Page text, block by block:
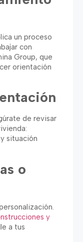
un proceso
con
Group, que
orientación
de revisar
situación
o
y
a tus